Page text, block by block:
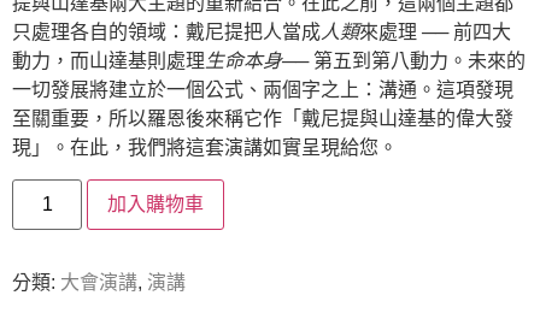
只處理各自的領域：戴尼提把人當成人類來處理 ── 前四大
動力，而山達基則處理 生命本身── 第五到第八動力。未來的
一切發展將建立於一個公式、兩個字之上：溝通。這項發現
至關重要，所以羅恩後來稱它作「戴尼提與山達基的偉大發
現」。在此，我們將這套演講如實呈現給您。
加入購物車
分類: 大會演講, 演講